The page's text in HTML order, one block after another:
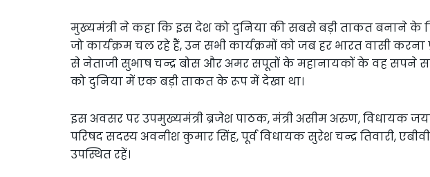
मुख्यमंत्री ने कहा कि इस देश को दुनिया की सबसे बड़ी ताकत बनाने के
जो कार्यक्रम चल रहे हैं, उन सभी कार्यक्रमों को जब हर भारत वासी करना
से नेताजी सुभाष चन्द्र बोस और अमर सपूतों के महानायकों के वह सपने
को दुनिया में एक बड़ी ताकत के रूप में देखा था।
इस अवसर पर उपमुख्यमंत्री ब्रजेश पाठक, मंत्री असीम अरुण, विधायक
परिषद सदस्य अवनीश कुमार सिंह, पूर्व विधायक सुरेश चन्द्र तिवारी,
उपस्थित रहें।